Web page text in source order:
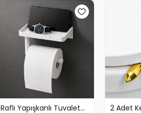
Raflı Yapışkanlı Tuvalet
2 Adet